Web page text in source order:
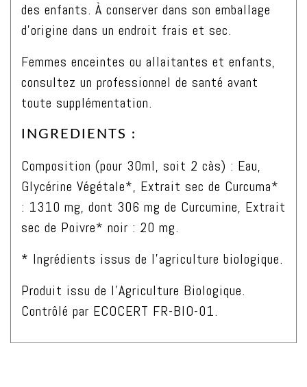
des enfants. À conserver dans son emballage
d’origine dans un endroit frais et sec.
Femmes enceintes ou allaitantes et enfants,
consultez un professionnel de santé avant
toute supplémentation.
INGREDIENTS :
Composition (pour 30ml, soit 2 càs) : Eau,
Glycérine Végétale*, Extrait sec de Curcuma*
: 1310 mg, dont 306 mg de Curcumine, Extrait
sec de Poivre* noir : 20 mg.
* Ingrédients issus de l’agriculture biologique.
Produit issu de l’Agriculture Biologique.
Contrôlé par ECOCERT FR-BIO-01.